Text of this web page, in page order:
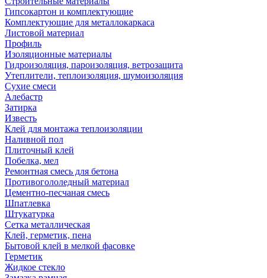
Гипсокартон и комплектующие
Комплектующие для металлокаркаса
Листовой материал
Профиль
Изоляционные материалы
Гидроизоляция, пароизоляция, ветрозащита
Утеплители, теплоизоляция, шумоизоляция
Сухие смеси
Алебастр
Затирка
Известь
Клей для монтажа теплоизоляции
Наливной пол
Плиточный клей
Побелка, мел
Ремонтная смесь для бетона
Противогололедный материал
Цементно-песчаная смесь
Шпатлевка
Штукатурка
Сетка металлическая
Клей, герметик, пена
Бытовой клей в мелкой фасовке
Герметик
Жидкое стекло